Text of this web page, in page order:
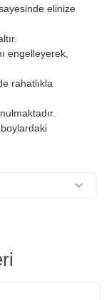
elinize
engelleyerek,
rahatlıkla